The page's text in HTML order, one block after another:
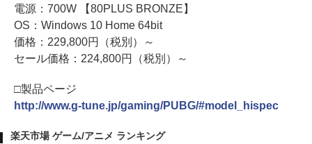
電源：700W 【80PLUS BRONZE】
OS：Windows 10 Home 64bit
価格：229,800円（税別）～
セール価格：224,800円（税別）～
□製品ページ
http://www.g-tune.jp/gaming/PUBG/#model_hispec
楽天市場 ゲーム/アニメ ランキング